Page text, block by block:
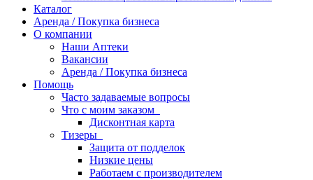
Каталог
Аренда / Покупка бизнеса
О компании
Наши Аптеки
Вакансии
Аренда / Покупка бизнеса
Помощь
Часто задаваемые вопросы
Что с моим заказом
Дисконтная карта
Тизеры
Защита от подделок
Низкие цены
Работаем с производителем